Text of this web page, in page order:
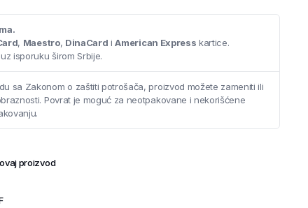
, Maestro, DinaCard iAmerican Express kartice.
isporuku širom Srbije.
sa Zakonom o zaštiti potrošača, proizvod možete zameniti ili
Povrat je moguć za neotpakovane i nekorišćene
proizvod